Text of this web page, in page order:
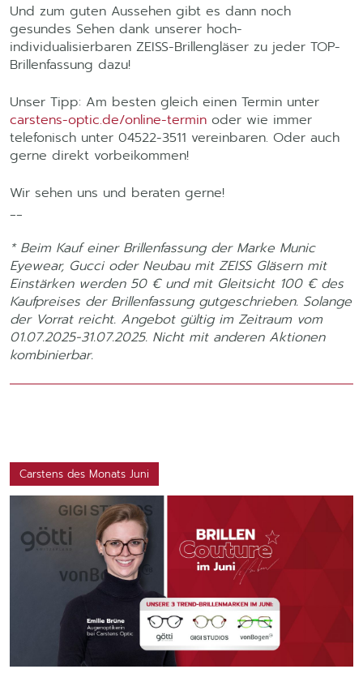
Und zum guten Aussehen gibt es dann noch
gesundes Sehen dank unserer hoch-
individualisierbaren ZEISS-Brillengläser zu jeder TOP-
Brillenfassung dazu!
Unser Tipp: Am besten gleich einen Termin unter
carstens-optic.de/online-termin oder wie immer
telefonisch unter 04522-3511 vereinbaren. Oder auch
gerne direkt vorbeikommen!
Wir sehen uns und beraten gerne!
__
* Beim Kauf einer Brillenfassung der Marke Munic
Eyewear, Gucci oder Neubau mit ZEISS Gläsern mit
Einstärken werden 50 € und mit Gleitsicht 100 € des
Kaufpreises der Brillenfassung gutgeschrieben. Solange
der Vorrat reicht. Angebot gültig im Zeitraum vom
01.07.2025-31.07.2025. Nicht mit anderen Aktionen
kombinierbar.
Carstens des Monats Juni